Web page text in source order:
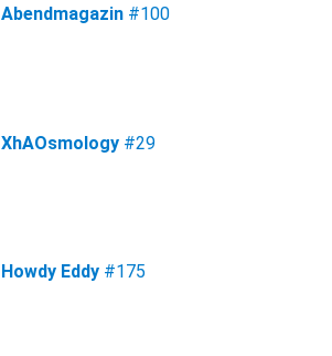
Abendmagazin #100
XhAOsmology #29
Howdy Eddy #175